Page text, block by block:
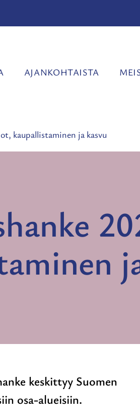
AJANKOHTAISTA
kaupallistaminen ja kasvu
keskittyy Suomen
osa-alueisiin.